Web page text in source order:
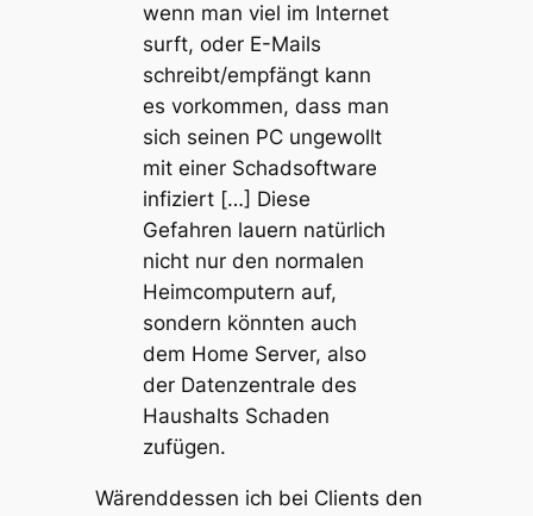
wenn man viel im Internet
surft, oder E-Mails
schreibt/empfängt kann
es vorkommen, dass man
sich seinen PC ungewollt
mit einer Schadsoftware
infiziert […] Diese
Gefahren lauern natürlich
nicht nur den normalen
Heimcomputern auf,
sondern könnten auch
dem Home Server, also
der Datenzentrale des
Haushalts Schaden
zufügen.
Wärenddessen ich bei Clients den